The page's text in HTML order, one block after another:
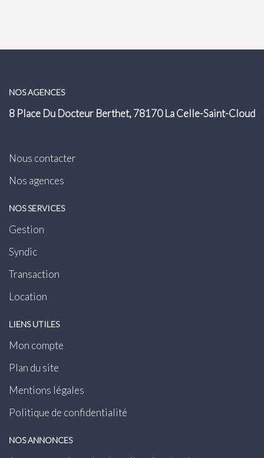
NOS AGENCES
8 Place Du Docteur Berthet, 78170 La Celle-Saint-Cloud
Nous contacter
Nos agences
NOS SERVICES
Gestion
Syndic
Transaction
Location
LIENS UTILES
Mon compte
Plan du site
Mentions légales
Politique de confidentialité
NOS ANNONCES